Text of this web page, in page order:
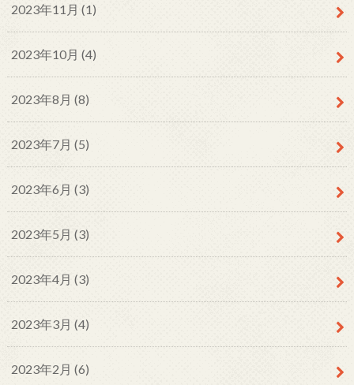
2023年11月 (1)
2023年10月 (4)
2023年8月 (8)
2023年7月 (5)
2023年6月 (3)
2023年5月 (3)
2023年4月 (3)
2023年3月 (4)
2023年2月 (6)